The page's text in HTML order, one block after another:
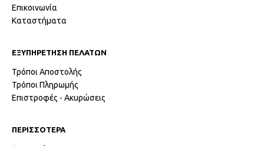
Επικοινωνία
Καταστήματα
ΕΞΥΠΗΡΕΤΗΣΗ ΠΕΛΑΤΩΝ
Τρόποι Αποστολής
Τρόποι Πληρωμής
Επιστροφές - Ακυρώσεις
ΠΕΡΙΣΣΟΤΕΡΑ